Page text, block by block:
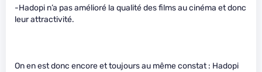
-Hadopi n’a pas amélioré la qualité des films au cinéma et donc
leur attractivité.
On en est donc encore et toujours au même constat : Hadopi